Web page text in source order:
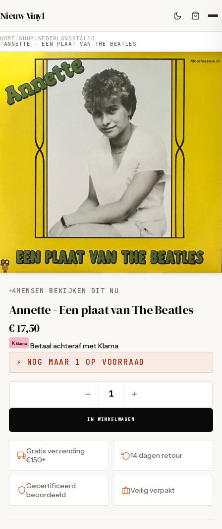
Nieuw Vinyl
HOME SHOP NEDERLANDSTALIG
ANNETTE – EEN PLAAT VAN THE BEATLES
4MENSEN BEKIJKEN DIT NU
Annette - Een plaat van The Beatles
€17,50
K klarna Betaal achteraf met Klarna
⚡ NOG MAAR 1 OP VOORRAAD
IN WINKELWAGEN
Gratis verzending
€150+
14 dagen retour
Gecertificeerd
beoordeeld
Veilig verpakt